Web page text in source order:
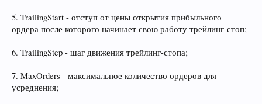
5. TrailingStart - отступ от цены открытия прибыльного
ордера после которого начинает свою работу трейлинг-стоп;
6. TrailingStep - шаг движения трейлинг-стопа;
7. MaxOrders - максимальное количество ордеров для
усреднения;